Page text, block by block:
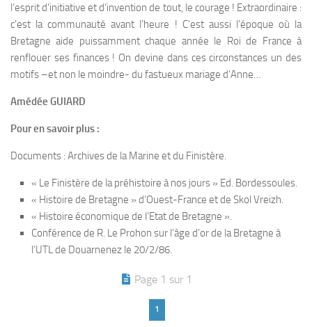
l’esprit d’initiative et d’invention de tout, le courage ! Extraordinaire :
c’est la communauté avant l’heure ! C’est aussi l’époque où la
Bretagne aide puissamment chaque année le Roi de France à
renflouer ses finances ! On devine dans ces circonstances un des
motifs –et non le moindre- du fastueux mariage d’Anne…
Amédée GUIARD
Pour en savoir plus :
Documents : Archives de la Marine et du Finistère.
« Le Finistère de la préhistoire à nos jours » Ed. Bordessoules.
« Histoire de Bretagne » d’Ouest-France et de Skol Vreizh.
« Histoire économique de l’Etat de Bretagne ».
Conférence de R. Le Prohon sur l’âge d’or de la Bretagne à
l’UTL de Douarnenez le 20/2/86.
Page 1 sur 1
1